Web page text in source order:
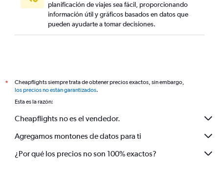
planificación de viajes sea fácil, proporcionando
información útil y gráficos basados en datos que
pueden ayudarte a tomar decisiones.
*
Cheapflights siempre trata de obtener precios exactos, sin embargo,
los precios no están garantizados.
Esta es la razón:
Cheapflights no es el vendedor.
Agregamos montones de datos para ti
¿Por qué los precios no son 100% exactos?